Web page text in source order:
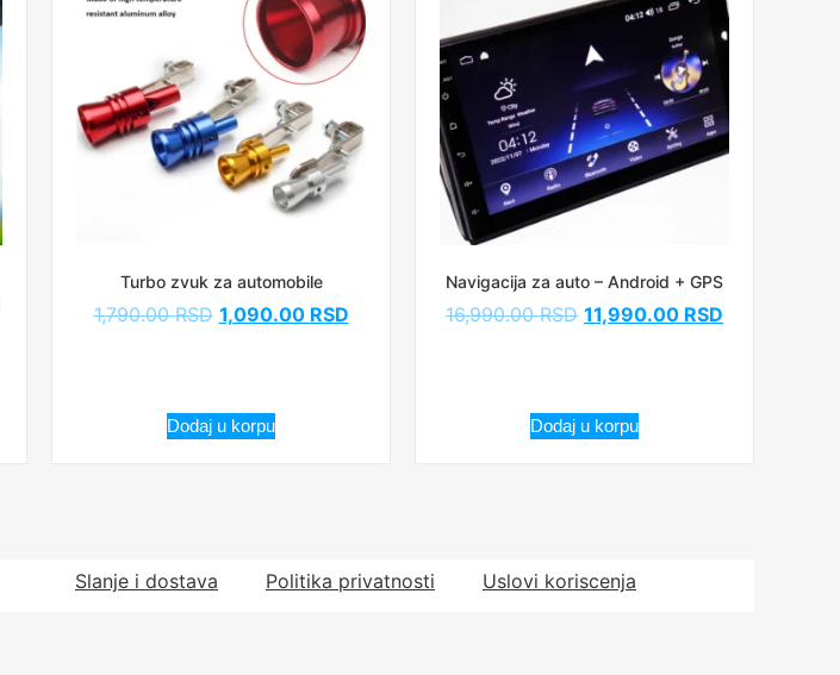
Turbo zvuk za automobile
1,790.00RSD 1,090.00 RSD
Dodaj u korpu
Navigacija za auto – Android + GPS
16,990.00RSD 11,990.00 RSD
Dodaj u korpu
Slanje i dostava Politika privatnosti Uslovi koriscenja